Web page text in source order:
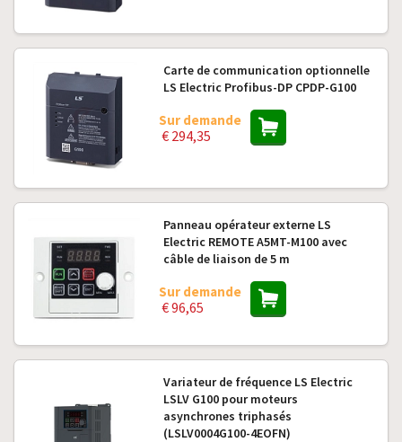
Carte de communication optionnelle
LS Electric Profibus-DP CPDP-G100
Sur demande
€ 294,35
Panneau opérateur externe LS
Electric REMOTE A5MT-M100 avec
câble de liaison de 5 m
Sur demande
€ 96,65
Variateur de fréquence LS Electric
LSLV G100 pour moteurs
asynchrones triphasés
(LSLV0004G100-4EOFN)